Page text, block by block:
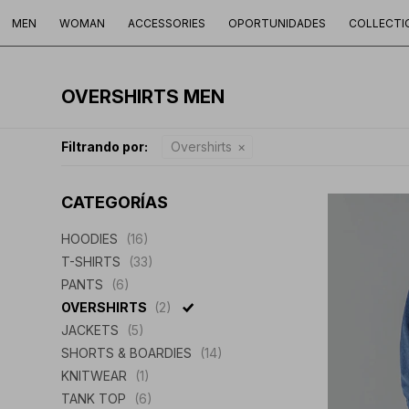
MEN WOMAN ACCESSORIES OPORTUNIDADES
OVERSHIRTS MEN
Filtrando por: Overshirts
CATEGORÍAS
HOODIES
(16)
T-SHIRTS
(33)
PANTS
(6)
OVERSHIRTS
(2)
JACKETS
(5)
SHORTS & BOARDIES
(14)
KNITWEAR
(1)
TANK TOP
(6)